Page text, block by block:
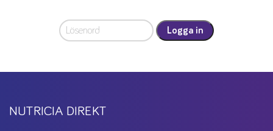
Logga in
NUTRICIA DIREKT